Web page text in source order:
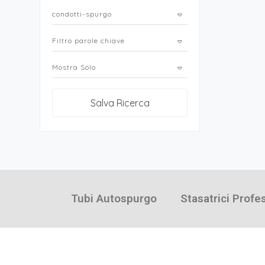
condotti-spurgo
Filtro parole chiave
Mostra Solo
Salva Ricerca
Tubi Autospurgo Stasatrici